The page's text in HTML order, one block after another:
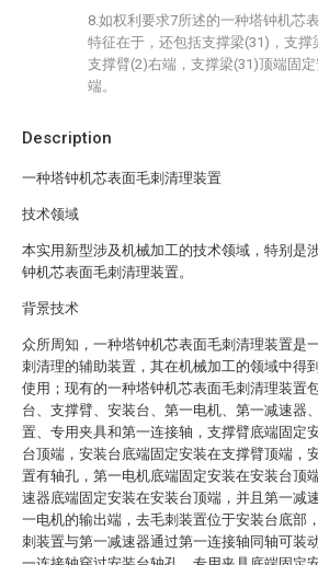
Description
一种塔钟机芯表面毛刺清理装置
技术领域
本实用新型涉及机械加工的技术领域，特别是
钟机芯表面毛刺清理装置。
背景技术
众所周知，一种塔钟机芯表面毛刺清理装置是
刺清理的辅助装置，其在机械加工的领域中得
使用；现有的一种塔钟机芯表面毛刺清理装置
台、支撑臂、安装台、第一电机、第一减速器
置、专用夹具和第一连接轴，支撑臂底端固定
台顶端，安装台底端固定安装在支撑臂顶端，
置有轴孔，第一电机底端固定安装在安装台顶
速器底端固定安装在安装台顶端，并且第一减
一电机的输出端，去毛刺装置位于安装台底部
刺装置与第一减速器通过第一连接轴同轴可装
8.如权利要求7所述的一种塔钟机芯
特征在于，还包括支撑梁(31)，支撑
支撑臂(2)右端，支撑梁(31)顶端固
端。